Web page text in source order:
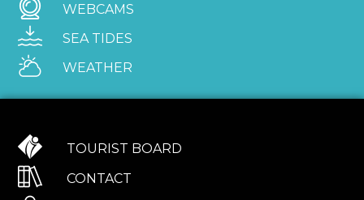
WEBCAMS
SEA TIDES
WEATHER
TOURIST BOARD
CONTACT